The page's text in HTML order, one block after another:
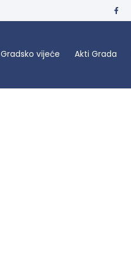
Gradsko vijeće Akti Grada